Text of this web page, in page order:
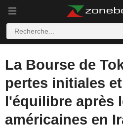
La Bourse de
pertes initiales
l'équilibre après
américaines en